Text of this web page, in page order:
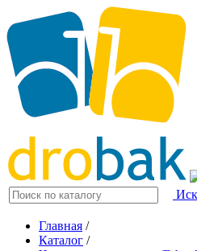
Главная /
Каталог /